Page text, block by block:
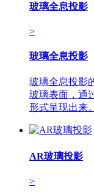
玻璃全息投影
>
玻璃全息投影
玻璃全息投影
玻璃表面，通
形式呈现出来
AR玻璃投影
>